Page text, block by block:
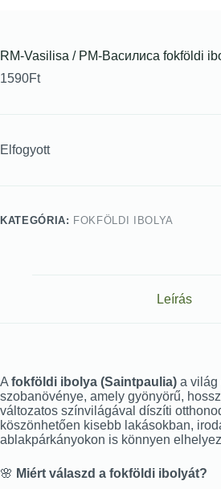
RM-Vasilisa / РМ-Василиса fokföldi
1590Ft
Elfogyott
KATEGÓRIA: FOKFÖLDI IBOLYA
Leírás
A fokföldi ibolya (Saintpaulia) a világ
szobanövénye, amely gyönyörű,
változatos színvilágával díszíti
köszönhetően kisebb lakásokban,
ablakpárkányokon is könnyen
🌸 Miért válaszd a fokföldi ibolyát?